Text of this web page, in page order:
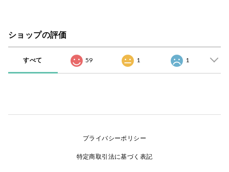
ショップの評価
すべて 59 1 1
プライバシーポリシー
特定商取引法に基づく表記